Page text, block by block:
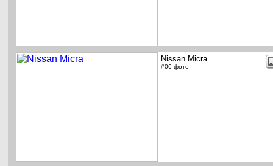
Nissan Micra
#06 фото